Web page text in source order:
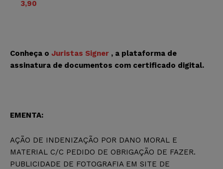
3,90
Conheça o Juristas Signer , a plataforma de
assinatura de documentos com certificado digital.
EMENTA:
AÇÃO DE INDENIZAÇÃO POR DANO MORAL E
MATERIAL C/C PEDIDO DE OBRIGAÇÃO DE FAZER.
PUBLICIDADE DE FOTOGRAFIA EM SITE DE